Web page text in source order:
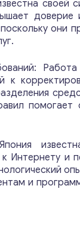
*
м
м
е
н
т
и
и
E
m
a
своей
они
к
Интернету и
и